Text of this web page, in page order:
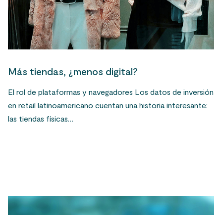
Más tiendas, ¿menos digital?
El rol de plataformas y navegadores Los datos de inversión
en retail latinoamericano cuentan una historia interesante:
las tiendas físicas…